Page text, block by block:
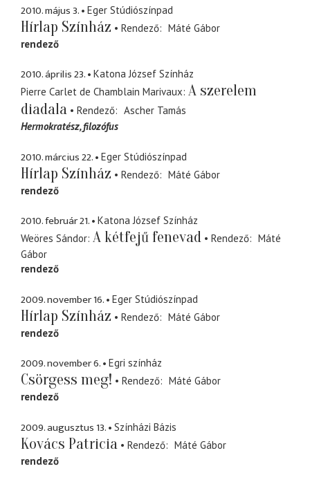
2010. május 3. Eger Stúdiószínpad
Hírlap Színház Rendező
Máté Gábor
rendező
2010. április 23.
Katona József Színház
Pierre Carlet de Chamblain Marivaux A szerelem
diadala
Rendező
Ascher Tamás
Hermokratész filozófus
2010. március 22. Eger Stúdiószínpad
Hírlap Színház Rendező
Máté Gábor
rendező
2010. február 21.
Katona József Színház
Weöres Sándor A kétfejű fenevad Rendező
Máté
Gábor
rendező
2009. november 16. Eger Stúdiószínpad
Hírlap Színház Rendező
Máté Gábor
rendező
2009. november 6. Egri színház
Csörgess meg! Rendező
Máté Gábor
rendező
2009. augusztus 13. Színházi Bázis
Kovács Patricia Rendező
Máté Gábor
rendező